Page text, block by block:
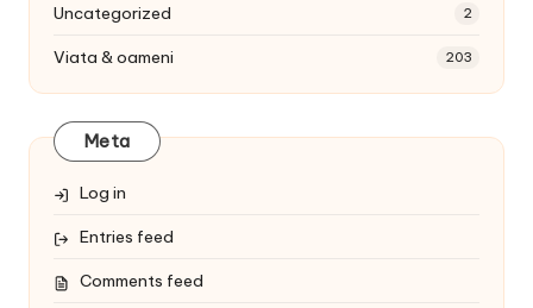
Uncategorized 2
Viata & oameni 203
Meta
Log in
Entries feed
Comments feed